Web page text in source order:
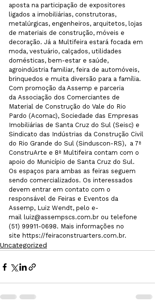
aposta na participação de expositores
ligados a imobiliárias, construtoras,
metalúrgicas, engenheiros, arquitetos, lojas
de materiais de construção, móveis e
decoração. Já a Multifeira estará focada em
moda, vestuário, calçados, utilidades
domésticas, bem-estar e saúde,
agroindústria familiar, feira de automóveis,
brinquedos e muita diversão para a família.
Com promoção da Assemp e parceria
da Associação dos Comerciantes de
Material de Construção do Vale do Rio
Pardo (Acomac), Sociedade das Empresas
Imobiliárias de Santa Cruz do Sul (Seisc) e
Sindicato das Indústrias da Construção Civil
do Rio Grande do Sul (Sinduscon-RS),  a 7ª
ConstruArte e 8ª Multifeira contam com o
apoio do Município de Santa Cruz do Sul.
Os espaços para ambas as feiras seguem
sendo comercializados. Os interessados
devem entrar em contato com o
responsável de Feiras e Eventos da
Assemp, Luiz Wendt, pelo e-
mail luiz@assempscs.com.br ou telefone
(51) 99911-0698. Mais informações no
site https://feiraconstruarters.com.br.
Uncategorized